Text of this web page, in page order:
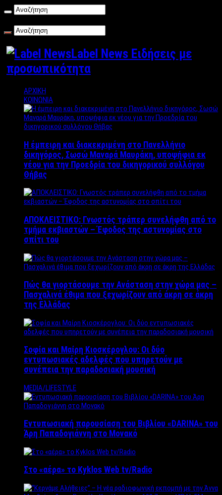
Label News Ειδήσεις με
προσωπικότητα
ΑΡΧΙΚΗ
ΚΟΙΝΩΝΙΑ
Η έμπειρη και διακεκριμένη στο Πανελλήνιο
δικηγόρος, Σωσώ Μαναρά Μαυράκη, υποψήφια εκ
νέου για την Προεδρία του δικηγορικού συλλόγου
Θήβας
ΑΠΟΚΛΕΙΣΤΙΚΟ: Γνωστός τράπερ συνελήφθη από το
τμήμα εκβιαστών – Έφοδος της αστυνομίας στο
σπίτι του
Πώς θα γιορτάσουμε την Ανάσταση στην χώρα μας –
Πασχαλινά έθιμα που ξεχωρίζουν από άκρη σε άκρη
της Ελλάδας
Σοφία και Μαίρη Κιοσκέρογλου: Οι δύο
εντυπωσιακές αδελφές που υπηρετούν με
συνέπεια την παραδοσιακή μουσική
MEDIA/LIFESTYLE
Εντυπωσιακή παρουσίαση του Βιβλίου «DARINA» του
Άρη Παπαδογιάννη στο Μονακό
Στο «αέρα» το Kyklos Web tv/Radio